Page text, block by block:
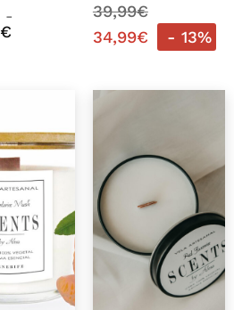
-
€Rango
39,99€
34,99€ - 13%